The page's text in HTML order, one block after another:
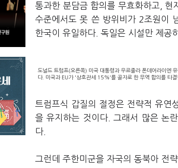
통과한 분담금 합의를 무효화하고,
수준에서도 못 쓴 방위비가 2조원이
한국이 유일하다. 독일은 시설만 제공
도널드 트럼프(오른쪽) 미국 대통령과 우르줄라 폰데어라이엔
다. 미국과 EU가 '상호관세 15%'를 골자로 한 무역 합의를 타
트럼프식 갑질의 절정은 전략적 유연
을 유지하는 것이다. 그래서 많은 논
다.
그런데 주한미군을 자국의 동북아 전